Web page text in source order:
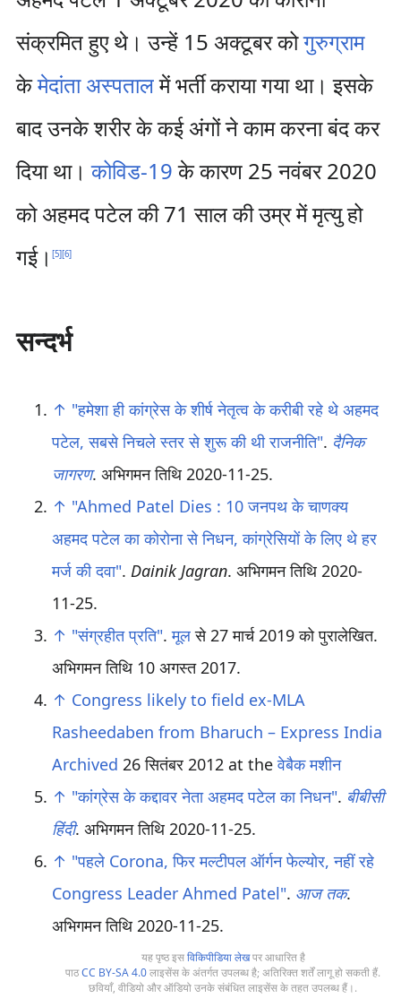
संक्रमित हुए थे। उन्हें 15 अक्टूबर कोगुरुग्राम
केमेदांता अस्पतालमें भर्ती कराया गया था। इसके
बाद उनके शरीर के कई अंगों ने काम करना बंद कर
दिया था।कोविड-19के कारण 25 नवंबर 2020
को अहमद पटेल की 71 साल की उम्र में मृत्यु हो
गई। [5][6]
सन्दर्भ
↑ "हमेशा ही कांग्रेस के शीर्ष नेतृत्‍व के करीबी रहे थे अहमद
पटेल, सबसे निचले स्‍तर से शुरू की थी राजनीति". दैनिक
जागरण. अभिगमन तिथि 2020-11-25.
↑ "Ahmed Patel Dies : 10 जनपथ के चाणक्‍य
अहमद पटेल का कोरोना से निधन, कांग्रेसियों के लिए थे हर
मर्ज की दवा". Dainik Jagran. अभिगमन तिथि 2020-
11-25.
↑ "संग्रहीत प्रति".मूलसे 27 मार्च 2019 को पुरालेखित.
अभिगमन तिथि 10 अगस्त 2017.
↑ Congress likely to field ex-MLA
Rasheedaben from Bharuch – Express India
Archived 26 सितंबर 2012 at theवेबैक मशीन
↑ "कांग्रेस के कद्दावर नेता अहमद पटेल का निधन". बीबीसी
हिंदी. अभिगमन तिथि 2020-11-25.
↑ "पहले Corona, फिर मल्टीपल ऑर्गन फेल्योर, नहीं रहे
Congress Leader Ahmed Patel". आज तक.
अभिगमन तिथि 2020-11-25.
यह पृष्ठ इसविकिपीडिया लेखपर आधारित है
पाठCC BY-SA 4.0लाइसेंस के अंतर्गत उपलब्ध है; अतिरिक्त शर्तें लागू हो सकती हैं.
छवियाँ, वीडियो और ऑडियो उनके संबंधित लाइसेंस के तहत उपलब्ध हैं।.